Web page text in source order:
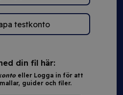
testkonto
din fil här:
eller Logga in för att
guider och filer.